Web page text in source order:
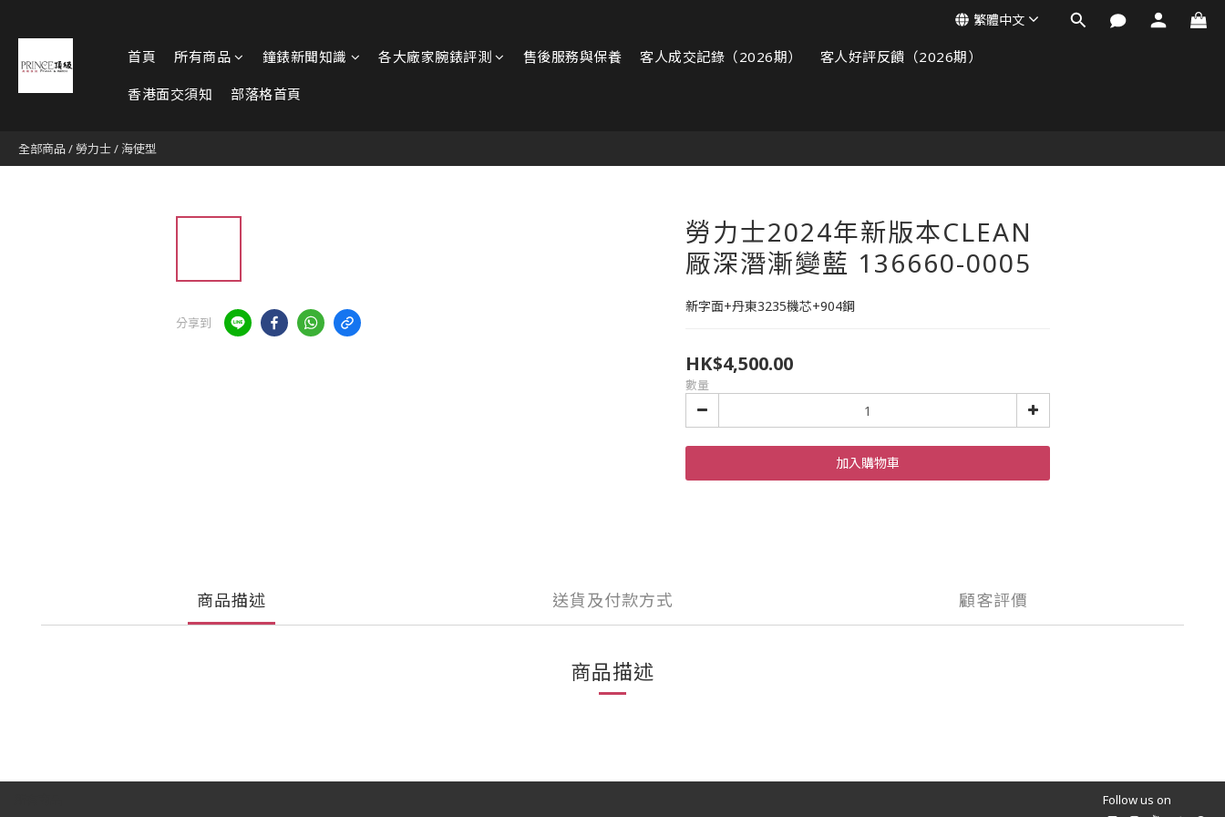
首頁 所有商品 鐘錶新聞知識 各大廠家腕錶評測 售後服務與保養 客人成交記錄（2026期） 客人好評反饋（2026期）
香港面交須知 部落格首頁
繁體中文
全部商品/勞力士/海使型
分享到
勞力士2024年新版本CLEAN
厰深潛漸變藍 136660-0005
新字面+丹東3235機芯+904鋼
HK$4,500.00
數量
加入購物車
商品描述 送貨及付款方式 顧客評價
商品描述
Follow us on